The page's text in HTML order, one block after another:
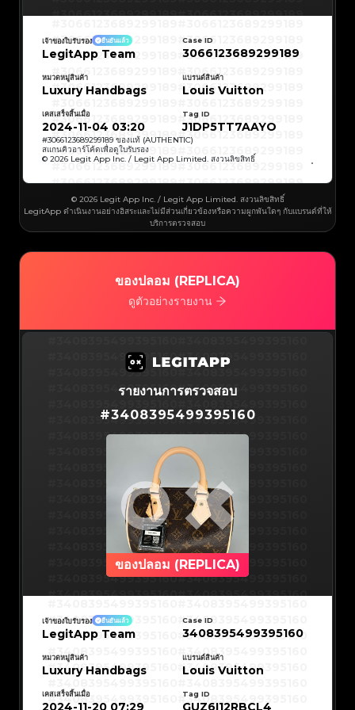
#3066123689299189#3066123689299189
#3066123689299189
#3066123689299189
#3066123689299189
#3066123689299189
#3066123689299189
#3066123689299189
#3066123689299189
#3066123689299189
#3066123689299189
#3066123689299189
#3066123689299189
#3066123689299189
#3066123689299189#3066123689299189
#3066123689299189 #3066123689299189
#3066123689299189#3066123689299189
#3066123689299189#3066123689299189
#3066123689299189#3066123689299189
#3066123689299189#3066123689299189
#3066123689299189#3066123689299189
#3066123689299189#3066123689299189
#3066123689299189#3066123689299189
#3066123689299189#3066123689299189
#3066123689299189#3066123689299189
#3066123689299189#3066123689299189
#3066123689299189#3066123689299189
#3066123689299189
#3066123689299189
#3066123689299189#3066123689299189
#3066123689299189
#3066123689299189
#3066123689299189#3066123689299189
#3066123689299189#3066123689299189
#3066123689299189#3066123689299189
#3066123689299189#3066123689299189
#3066123689299189#3066123689299189
#3066123689299189#3066123689299189
#3066123689299189#3066123689299189
#3066123689299189
#3066123689299189
#3066123689299189
#3066123689299189
#3066123689299189
#3066123689299189
#3066123689299189
#3066123689299189
#3066123689299189
#3066123689299189
#3066123689299189
#3066123689299189
#3066123689299189
#3066123689299189
#3066123689299189
#3066123689299189
#3066123689299189
#3066123689299189
#3066123689299189
#3066123689299189#3066123689299189
#3066123689299189
#3066123689299189
#3066123689299189#3066123689299189
#3066123689299189#3066123689299189
#3066123689299189#3066123689299189
#3066123689299189#3066123689299189
#3066123689299189#3066123689299189
#3066123689299189#3066123689299189
#3066123689299189
#3066123689299189
#3066123689299189#3066123689299189
#3066123689299189#3066123689299189
#3066123689299189#3066123689299189
#3066123689299189#3066123689299189
#3066123689299189#3066123689299189
#3066123689299189#3066123689299189
#3066123689299189#3066123689299189
#3066123689299189
#3066123689299189
#3066123689299189
#3066123689299189
#3066123689299189#3066123689299189
#3066123689299189#3066123689299189
#3066123689299189#3066123689299189
#3066123689299189#3066123689299189
#3066123689299189#3066123689299189
#3066123689299189#3066123689299189
#3066123689299189#3066123689299189
#3066123689299189
#3066123689299189
#3066123689299189
#3066123689299189
#3066123689299189
#3066123689299189
#3066123689299189
#3066123689299189
#3066123689299189
#3066123689299189
#3066123689299189
#3066123689299189
เจ้าของใบรับรอง ยืนยันแล้ว
LegitApp Team
Case ID
3066123689299189
หมวดหมู่สินค้า
Luxury Handbags
แบรนด์สินค้า
Louis Vuitton
เคสเสร็จสิ้นเมื่อ
2024-11-04 03:20
Tag ID
J1DP5TT7AAYO
#3066123689299189 ของแท้ (AUTHENTIC)
สแกนคิวอาร์โค้ดเพื่อดูใบรับรอง
© 2026 Legit App Inc. / Legit App Limited. สงวนลิขสิทธิ์
© 2026 Legit App Inc. / Legit App Limited. สงวนลิขสิทธิ์
LegitApp ดำเนินงานอย่างอิสระและไม่มีส่วนเกี่ยวข้องหรือความผูกพันใดๆ กับแบรนด์ที่ให้
บริการตรวจสอบ
ของปลอม (REPLICA)
ดูตัวอย่างรายงาน
#3408395499395160#3408395499395160
#3408395499395160#3408395499395160
#3408395499395160#3408395499395160
#3408395499395160#3408395499395160
#3408395499395160#3408395499395160
#3408395499395160#3408395499395160
#3408395499395160
#3408395499395160
#3408395499395160
#3408395499395160
#3408395499395160#3408395499395160
#3408395499395160#3408395499395160
#3408395499395160#3408395499395160
#3408395499395160#3408395499395160
#3408395499395160#3408395499395160
#3408395499395160#3408395499395160
#3408395499395160#3408395499395160
#3408395499395160
#3408395499395160
#3408395499395160
#3408395499395160
#3408395499395160
#3408395499395160
#3408395499395160
#3408395499395160
#3408395499395160
#3408395499395160
#3408395499395160
#3408395499395160
รายงานการตรวจสอบ
#3408395499395160
ของปลอม (REPLICA)
#3408395499395160
#3408395499395160
#3408395499395160
#3408395499395160
#3408395499395160
#3408395499395160
#3408395499395160
#3408395499395160
#3408395499395160
#3408395499395160
เจ้าของใบรับรอง ยืนยันแล้ว
LegitApp Team
Case ID
3408395499395160
หมวดหมู่สินค้า
Luxury Handbags
แบรนด์สินค้า
Louis Vuitton
เคสเสร็จสิ้นเมื่อ
2024-11-20 07:29
Tag ID
GUZ6I12RBCL4